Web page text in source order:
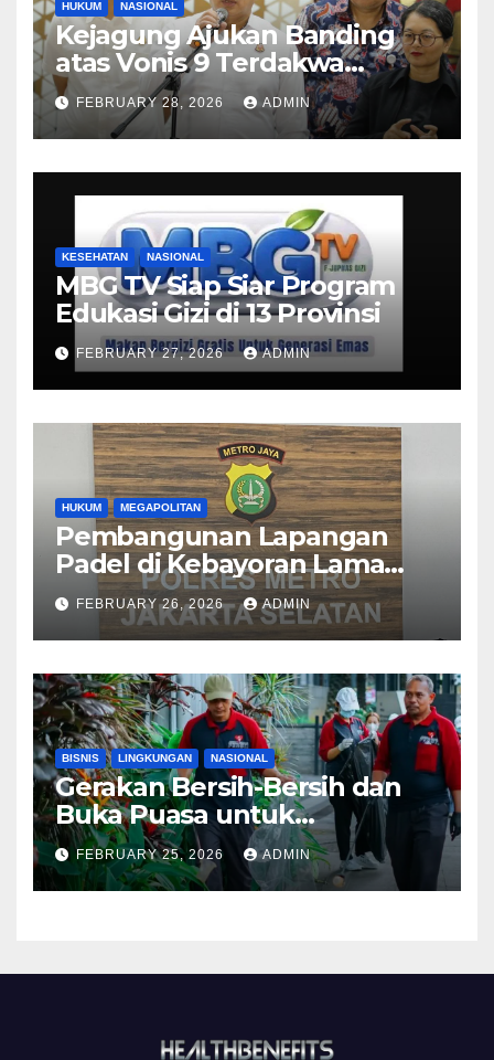
HUKUM NASIONAL
Kejagung Ajukan Banding
atas Vonis 9 Terdakwa
Korupsi Pertamina
FEBRUARY 28, 2026 ADMIN
KESEHATAN NASIONAL
MBG TV Siap Siar Program
Edukasi Gizi di 13 Provinsi
FEBRUARY 27, 2026 ADMIN
HUKUM MEGAPOLITAN
Pembangunan Lapangan
Padel di Kebayoran Lama
Diselidiki Polisi
FEBRUARY 26, 2026 ADMIN
BISNIS LINGKUNGAN NASIONAL
Gerakan Bersih-Bersih dan
Buka Puasa untuk
Lingkungan ASRI
FEBRUARY 25, 2026 ADMIN